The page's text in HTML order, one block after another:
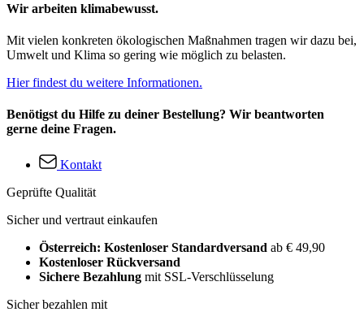
Wir arbeiten klimabewusst.
Mit vielen konkreten ökologischen Maßnahmen tragen wir dazu bei,
Umwelt und Klima so gering wie möglich zu belasten.
Hier findest du weitere Informationen.
Benötigst du Hilfe zu deiner Bestellung? Wir beantworten
gerne deine Fragen.
Kontakt
Geprüfte Qualität
Sicher und vertraut einkaufen
Österreich: Kostenloser Standardversand ab € 49,90
Kostenloser Rückversand
Sichere Bezahlung mit SSL-Verschlüsselung
Sicher bezahlen mit